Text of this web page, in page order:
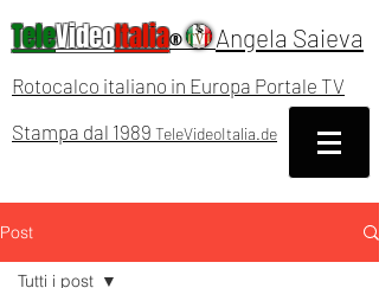
TeleVideoItalia® Angela Saieva
Rotocalco italiano in Europa Portale TV
Stampa dal 1989 TeleVideoItalia.de
Post
Tutti i post